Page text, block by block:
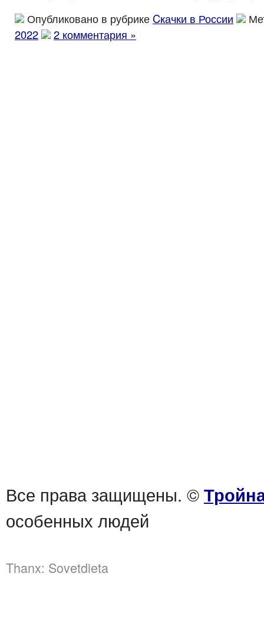
Опубликовано в рубрике Cкачки в России
2022
2 комментария »
Все права защищены. ©
особенных людей
Thanx: Sovetdieta